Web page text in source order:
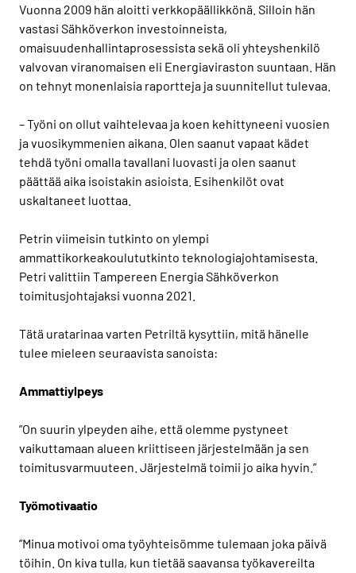
Vuonna 2009 hän aloitti verkkopäällikkönä. Silloin hän
vastasi Sähköverkon investoinneista,
omaisuudenhallintaprosessista sekä oli yhteyshenkilö
valvovan viranomaisen eli Energiaviraston suuntaan. Hän
on tehnyt monenlaisia raportteja ja suunnitellut tulevaa.
– Työni on ollut vaihtelevaa ja koen kehittyneeni vuosien
ja vuosikymmenien aikana. Olen saanut vapaat kädet
tehdä työni omalla tavallani luovasti ja olen saanut
päättää aika isoistakin asioista. Esihenkilöt ovat
uskaltaneet luottaa.
Petrin viimeisin tutkinto on ylempi
ammattikorkeakoulututkinto teknologiajohtamisesta.
Petri valittiin Tampereen Energia Sähköverkon
toimitusjohtajaksi vuonna 2021.
Tätä uratarinaa varten Petriltä kysyttiin, mitä hänelle
tulee mieleen seuraavista sanoista:
Ammattiylpeys
”On suurin ylpeyden aihe, että olemme pystyneet
vaikuttamaan alueen kriittiseen järjestelmään ja sen
toimitusvarmuuteen. Järjestelmä toimii jo aika hyvin.”
Työmotivaatio
”Minua motivoi oma työyhteisömme tulemaan joka päivä
töihin. On kiva tulla, kun tietää saavansa työkavereilta